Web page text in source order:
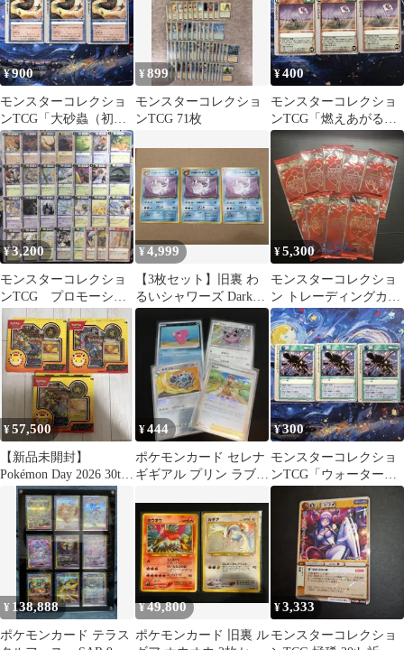
2026 コレクション 30周
年記念ボックス 30周年
ピカチュウプロモ&記
念コイン入り ポケモン
デー
¥900
モンスターコレクショ
ンTCG「大砂蟲（初
版）」稀（⭐︎）３枚セッ
ト
¥899
モンスターコレクショ
ンTCG 71枚
¥400
モンスターコレクショ
ンTCG「燃えあがる
炎」並（♢）3枚セット
¥3,200
モンスターコレクショ
ンTCG プロモーショ
ンカード 29枚セット
¥4,999
【3枚セット】旧裏 わ
るいシャワーズ Dark
Vaporeon
¥5,300
モンスターコレクショ
ン トレーディングカー
ドゲーム 9パック vol.6
¥57,500
【新品未開封】
Pokémon Day 2026 30th
BOX 海外版
¥444
ポケモンカード セレナ
ギギアル プリン ラブカ
¥300
モンスターコレクショ
ンTCG「ウォーター・
ディスラプト」頻繁
（△）3枚セット
¥ 138,888
ポケモンカード テラス
¥49,800
ポケモンカード 旧裏 ル
¥3,333
モンスターコレクショ